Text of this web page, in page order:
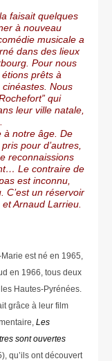
faisait quelques
à nouveau
musicale a
dans des lieux
Pour nous
prêts à
Nous
qui
leur ville natale,
à notre âge. De
pour d’autres,
reconnaissions
Le contraire de
est inconnu,
C’est un réservoir
Arnaud Larrieu.
est né en 1965,
en 1966, tous deux
Hautes-Pyrénées.
grâce à leur film
Les
sont ouvertes
qu’ils ont découvert